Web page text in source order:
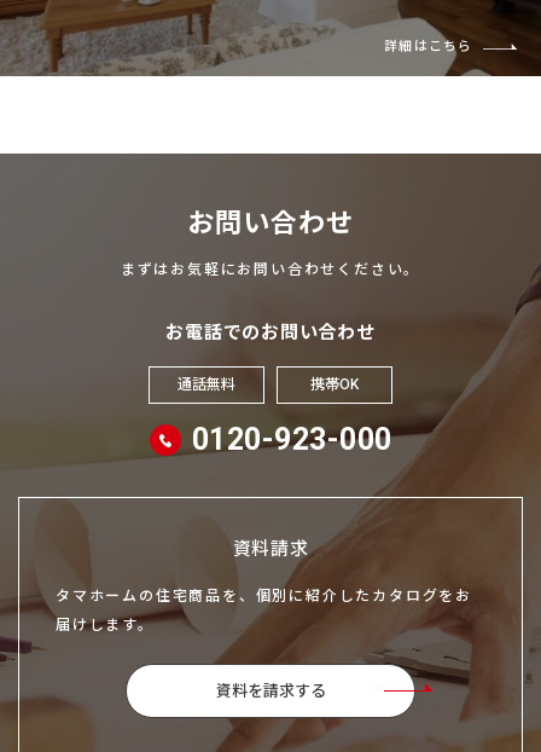
詳細はこちら
お問い合わせ
まずはお気軽にお問い合わせください。
お電話でのお問い合わせ
通話無料 携帯OK
0120-923-000
資料請求
タマホームの住宅商品を、個別に紹介したカタログをお
届けします。
資料を請求する